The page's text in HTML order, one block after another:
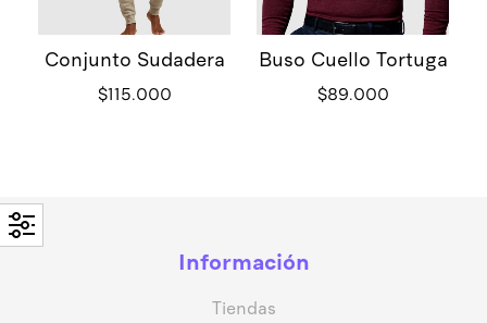
Conjunto Sudadera
$115.000
Buso Cuello Tortuga
$89.000
Información
Tiendas